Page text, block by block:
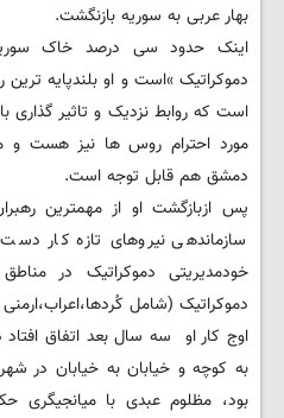
بهار عربی به سوریه بازنگشت.
اینک حدود سی درصد خاک
دموکراتیک »است و او بلندپایه
است که روابط نزدیک و تاثیر گذاری
مورد احترام روس ها نیز هست و
دمشق هم قابل توجه است.
پس ازبازگشت او از مهمترین
سازماندهی نیروهای تازه کار
خودمدیریتی دموکراتیک در
دموکراتیک (شامل
اوج کار او سه سال بعد اتفاق
به کوچه و خیابان به خیابان در
بود، مظلوم عبدی با میانجیگری